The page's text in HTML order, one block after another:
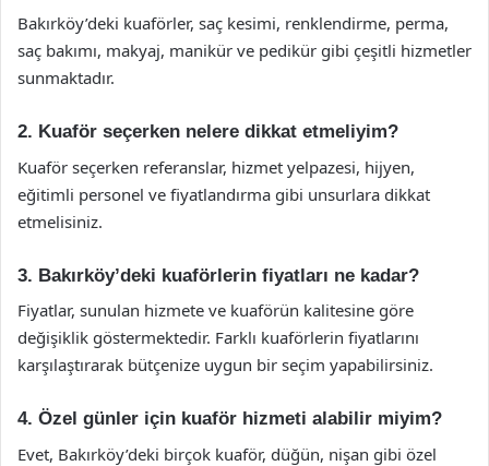
Bakırköy’deki kuaförler, saç kesimi, renklendirme, perma,
saç bakımı, makyaj, manikür ve pedikür gibi çeşitli hizmetler
sunmaktadır.
2. Kuaför seçerken nelere dikkat etmeliyim?
Kuaför seçerken referanslar, hizmet yelpazesi, hijyen,
eğitimli personel ve fiyatlandırma gibi unsurlara dikkat
etmelisiniz.
3. Bakırköy’deki kuaförlerin fiyatları ne kadar?
Fiyatlar, sunulan hizmete ve kuaförün kalitesine göre
değişiklik göstermektedir. Farklı kuaförlerin fiyatlarını
karşılaştırarak bütçenize uygun bir seçim yapabilirsiniz.
4. Özel günler için kuaför hizmeti alabilir miyim?
Evet, Bakırköy’deki birçok kuaför, düğün, nişan gibi özel